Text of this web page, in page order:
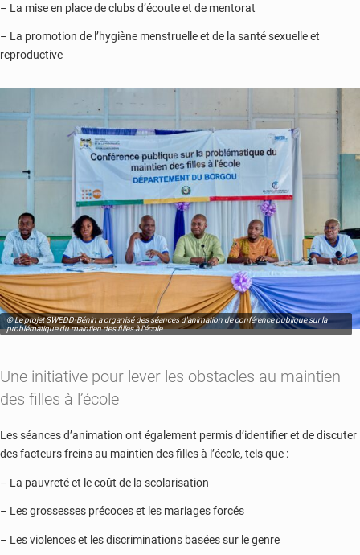
– La mise en place de clubs d’écoute et de mentorat
– La promotion de l’hygiène menstruelle et de la santé sexuelle et
reproductive
© Le projet SWEDD-Bénin a organisé des séances d'animation de conférence publique sur la
problématique du maintien des filles à l'école
Une initiative pour lever les obstacles au maintien
des filles à l’école
Les séances d’animation ont également permis d’identifier et de discuter
des facteurs freins au maintien des filles à l’école, tels que :
– La pauvreté et le coût de la scolarisation
– Les grossesses précoces et les mariages forcés
– Les violences et les discriminations basées sur le genre